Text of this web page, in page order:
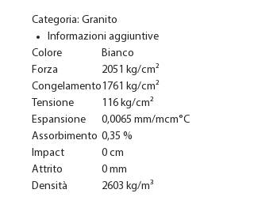
Categoria: Granito
Informazioni aggiuntive
Colore
Bianco
Forza
2051 kg/cm²
Congelamento 1761 kg/cm²
Tensione
116 kg/cm²
Espansione
0,0065 mm/mcm°C
Assorbimento 0,35 %
Impact
0 cm
Attrito
0 mm
Densità
2603 kg/m³